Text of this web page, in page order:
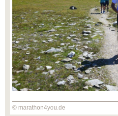
© marathon4you.de